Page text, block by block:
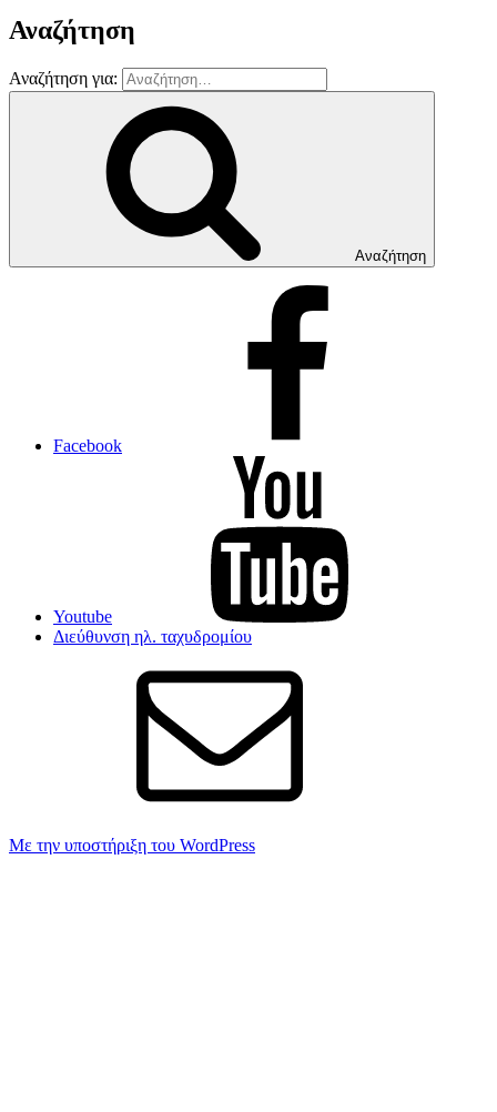
Αναζήτηση
Αναζήτηση για:
Αναζήτηση
Facebook
Youtube
Διεύθυνση ηλ. ταχυδρομίου
Με την υποστήριξη του WordPress